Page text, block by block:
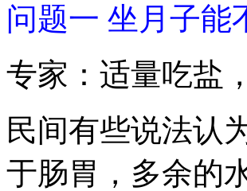
问题一 坐月子能
专家：适量吃盐
民间有些说法认
于肠胃，多余的